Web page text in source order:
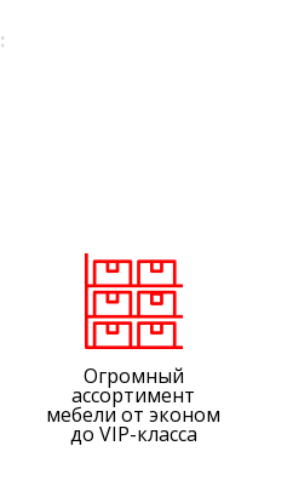
– ведь сотрудники
8 часов;
столы на «кабинеты
из Китая сочетает
Огромный
ассортимент
мебели от эконом
до VIP-класса